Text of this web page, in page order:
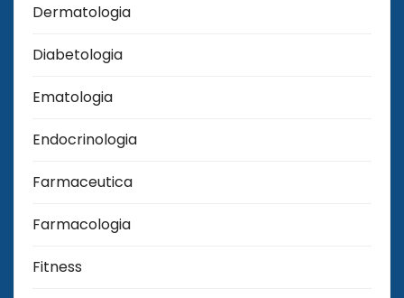
Dermatologia
Diabetologia
Ematologia
Endocrinologia
Farmaceutica
Farmacologia
Fitness